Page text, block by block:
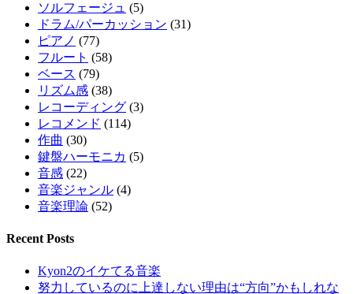
ソルフェージュ (5)
ドラム/パーカッション (31)
ピアノ (77)
フルート (58)
ベース (79)
リズム感 (38)
レコーディング (3)
レコメンド (114)
作曲 (30)
鍵盤ハーモニカ (5)
音感 (22)
音楽ジャンル (4)
音楽理論 (52)
Recent Posts
Kyon2のイケてる音楽
努力しているのに上達しない理由は“方向”かもしれな